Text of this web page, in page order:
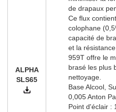
ALPHA
SLS65
de drapaux
Ce flux
colophane
capacité de
et la
959T offre le
brasé les plus
nettoyage.
Base Alcool,
0,005 Anton
Point d'éclair :